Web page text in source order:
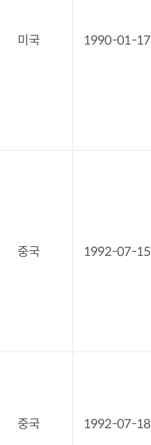
미국 1990-01-17
중국 1992-07-15
중국 1992-07-18